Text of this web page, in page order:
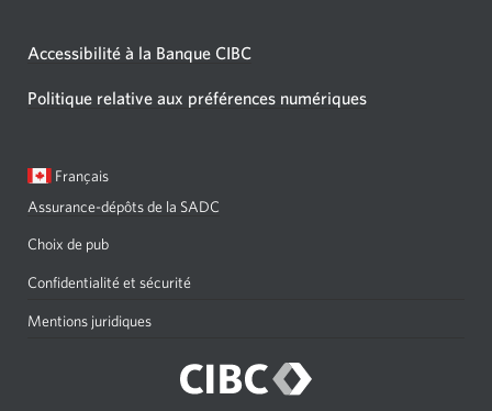
Accessibilité à la Banque CIBC
Politique relative aux préférences numériques
Langue
Français
de
Assurance-dépôts de la SADC
Choix de pub
Confidentialité et sécurité
Mentions juridiques